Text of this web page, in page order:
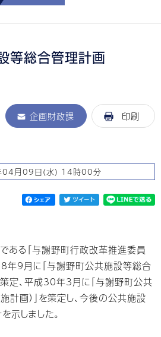
等総合管理計画
企画財政課 印刷
月09日(水) 14時00分
ある「与謝野町行政改革推進委員
年9月に「与謝野町公共施設等総合
策定、平成30年3月に「与謝野町公共
計画）」を策定し、今後の公共施設
示しました。